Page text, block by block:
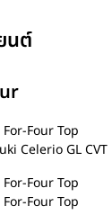
นต์
Four Top
Celerio GL CVT
Four Top
Four Top